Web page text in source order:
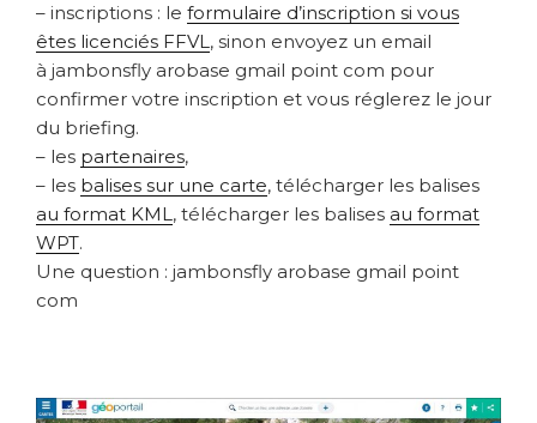
– inscriptions : le formulaire d’inscription si vous
êtes licenciés FFVL, sinon envoyez un email
à jambonsfly arobase gmail point com pour
confirmer votre inscription et vous réglerez le jour
du briefing.
– les partenaires,
– les balises sur une carte, télécharger les balises
au format KML, télécharger les balises au format
WPT.
Une question : jambonsfly arobase gmail point
com